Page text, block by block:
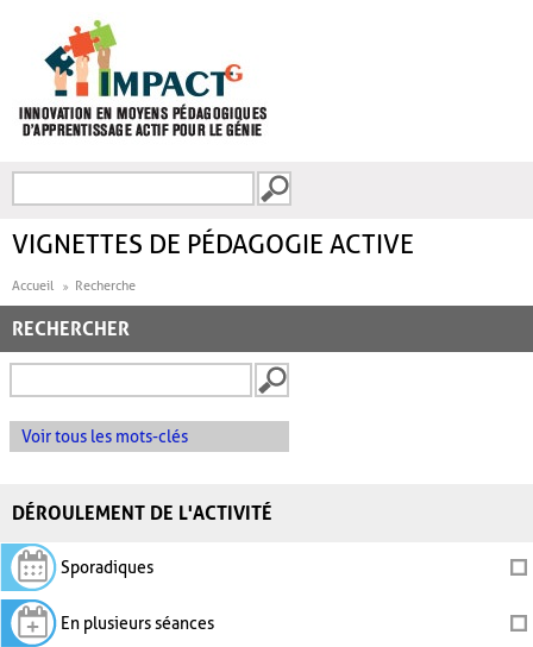
FORMULAIRE DE
VIGNETTES DE PÉDAGOGIE ACTIVE
Accueil Recherche
RECHERCHER
Voir tous les mots-clés
DÉROULEMENT DE L'ACTIVITÉ
Sporadiques
En plusieurs séances